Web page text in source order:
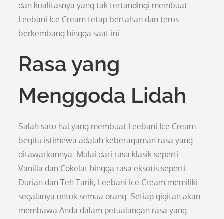
dan kualitasnya yang tak tertandingi membuat
Leebani Ice Cream tetap bertahan dan terus
berkembang hingga saat ini.
Rasa yang
Menggoda Lidah
Salah satu hal yang membuat Leebani Ice Cream
begitu istimewa adalah keberagaman rasa yang
ditawarkannya. Mulai dari rasa klasik seperti
Vanilla dan Cokelat hingga rasa eksotis seperti
Durian dan Teh Tarik, Leebani Ice Cream memiliki
segalanya untuk semua orang. Setiap gigitan akan
membawa Anda dalam petualangan rasa yang